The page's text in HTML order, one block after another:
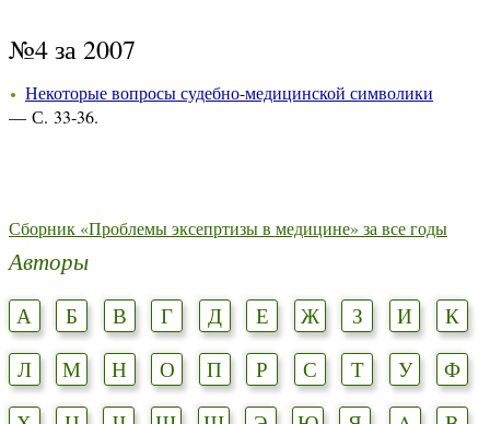
№4 за 2007
Некоторые вопросы судебно-медицинской символики
— С. 33-36.
Сборник «Проблемы эксепртизы в медицине» за все годы
Авторы
А Б В Г Д Е Ж З И
К
Л
М Н О П Р С Т У
Ф